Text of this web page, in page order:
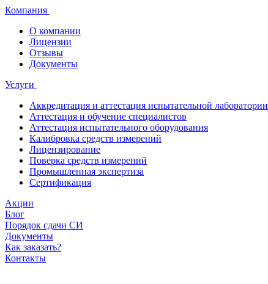
Компания
О компании
Лицензии
Отзывы
Документы
Услуги
Аккредитация и аттестация испытательной лаборатории
Аттестация и обучение специалистов
Аттестация испытательного оборудования
Калибровка средств измерений
Лицензирование
Поверка средств измерений
Промышленная экспертиза
Сертификация
Акции
Блог
Порядок сдачи СИ
Документы
Как заказать?
Контакты